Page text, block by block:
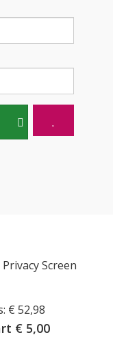
Screen
€ 52,98
€ 5,00